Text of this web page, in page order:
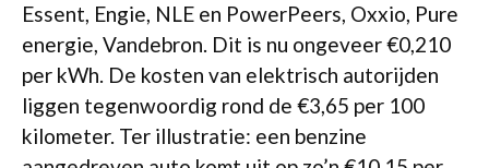
Essent, Engie, NLE en PowerPeers, Oxxio, Pure
energie, Vandebron. Dit is nu ongeveer €0,210
per kWh. De kosten van elektrisch autorijden
liggen tegenwoordig rond de €3,65 per 100
kilometer. Ter illustratie: een benzine